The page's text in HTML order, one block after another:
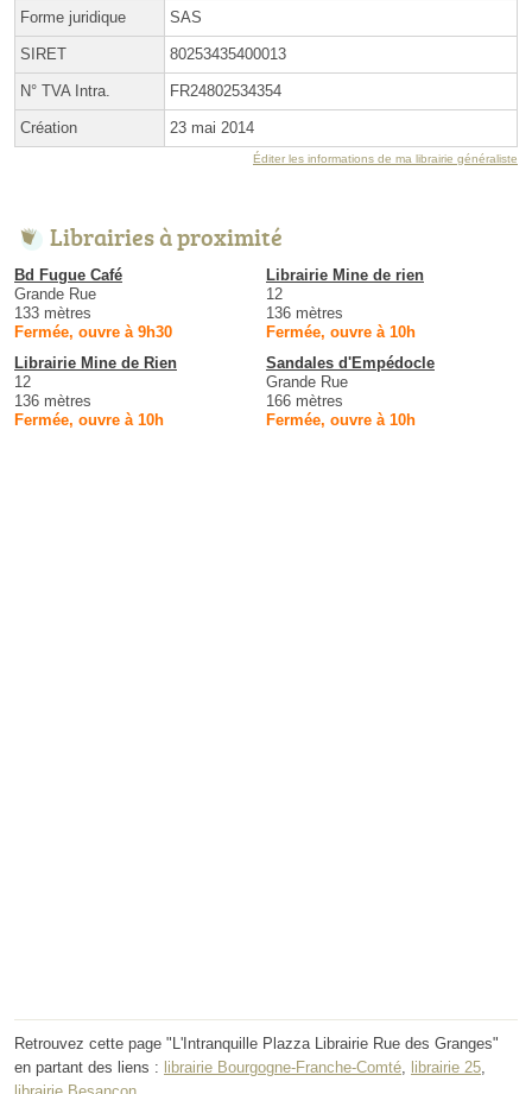
Forme juridique SAS
SIRET 80253435400013
N° TVA Intra. FR24802534354
Création 23 mai 2014
Éditer les informations de ma librairie généraliste
Librairies à proximité
Bd Fugue Café
Grande Rue
133 mètres
Fermée, ouvre à 9h30
Librairie Mine de rien
12
136 mètres
Fermée, ouvre à 10h
Librairie Mine de Rien
12
136 mètres
Fermée, ouvre à 10h
Sandales d'Empédocle
Grande Rue
166 mètres
Fermée, ouvre à 10h
Retrouvez cette page "L'Intranquille Plazza Librairie Rue des Granges"
en partant des liens : librairie Bourgogne-Franche-Comté librairie 25